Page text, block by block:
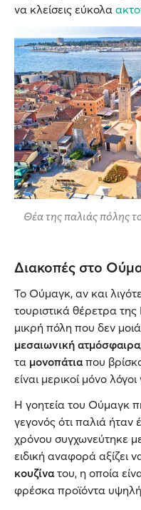
να κλείσεις εύκολα
Θέα της παλιάς πόλης
Διακοπές στο
Το Ούμαγκ, αν και
τουριστικά θέρετρα της
μικρή πόλη που δεν
μεσαιωνική
τα μονοπάτιαπου
είναι μερικοί μόνο
Η γοητεία του Oύμαγκ
γεγονός ότι παλιά ήταν
χρόνου συγχωνεύτηκε
ειδική αναφορά αξίζει
κουζίνατου, η οποία
φρέσκα προϊόντα